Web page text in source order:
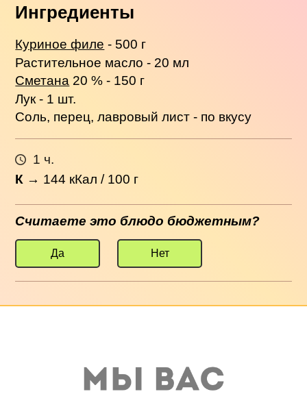
Ингредиенты
Куриное филе - 500 г
Растительное масло - 20 мл
Сметана 20 % - 150 г
Лук - 1 шт.
Соль, перец, лавровый лист - по вкусу
1 ч.
К → 144 кКал / 100 г
Считаете это блюдо бюджетным?
Да Нет